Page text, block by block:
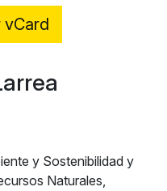
vCard
y Sostenibilidad y
Naturales,